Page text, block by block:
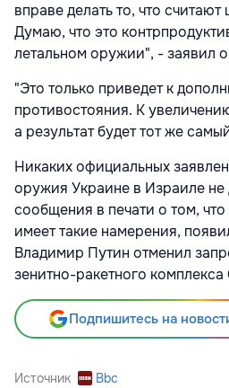
вправе делать то, что
Думаю, что это
летальном оружии", - заявил
"Это только приведет к
противостояния. К
а результат будет тот же
Никаких официальных
оружия Украине в Израиле не
сообщения в печати о том,
имеет такие намерения,
Владимир Путин отменил
зенитно-ракетного
Подпишитесь на
Источник Bbc